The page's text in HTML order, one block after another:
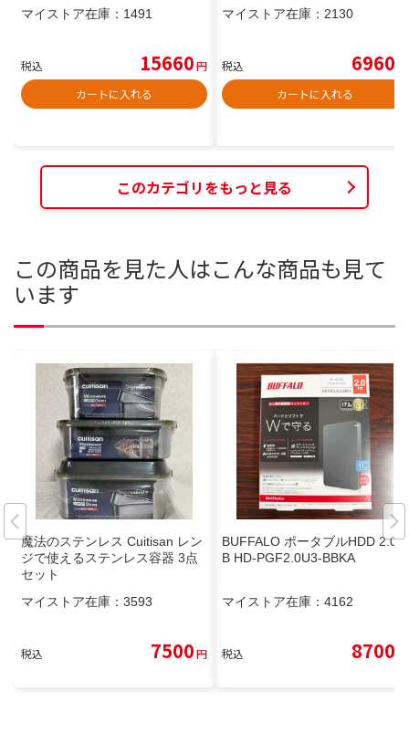
マイストア在庫： 1491
税込 15660円
カートに入れる
マイストア在庫： 2130
税込 6960
カートに入れる
このカテゴリをもっと見る
この商品を見た人はこんな商品も見て
います
魔法のステンレス Cuitisan レン
ジで使えるステンレス容器 3点
セット
マイストア在庫： 3593
税込 7500円
BUFFALO ポータブルHDD 2.0T
B HD-PGF2.0U3-BBKA
マイストア在庫： 4162
税込 8700